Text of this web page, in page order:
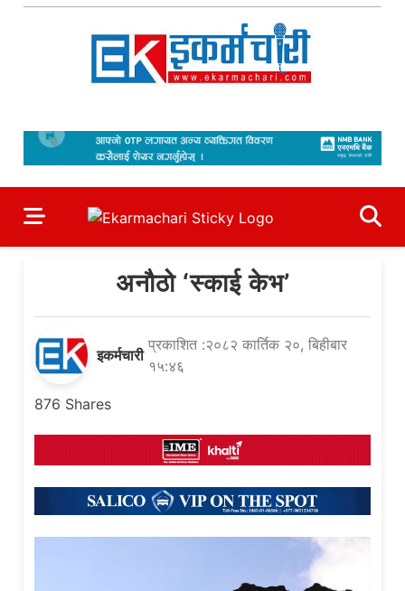
Skip
अनौठो ‘स्काई केभ’
इकर्मचारी
प्रकाशित :२०८२ कार्तिक २०, बिहीबार
१५:४६
876 Shares